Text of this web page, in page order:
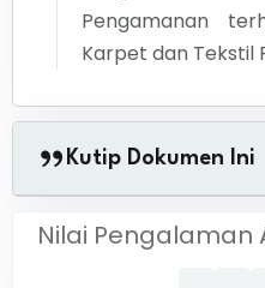
Pengamanan
Karpet dan Tekstil
Kutip Dokumen Ini
Nilai Pengalaman